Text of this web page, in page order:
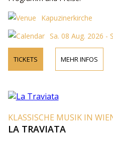
Kapuzinerkirche
Sa. 08 Aug. 2026 -
TICKETS MEHR INFOS
KLASSISCHE MUSIK IN
LA TRAVIATA